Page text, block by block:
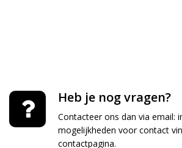
Heb je nog vragen?
Contacteer ons dan via email:
mogelijkheden voor contact
contactpagina.